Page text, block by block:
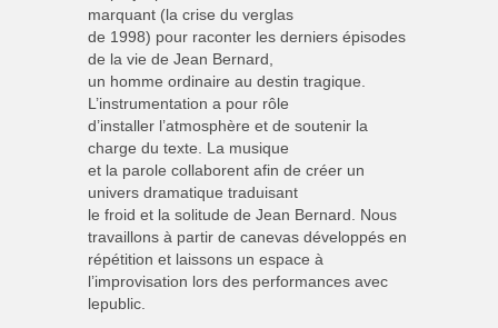
marquant (la crise du verglas
de 1998) pour raconter les derniers épisodes
de la vie de Jean Bernard,
un homme ordinaire au destin tragique.
L’instrumentation a pour rôle
d’installer l’atmosphère et de soutenir la
charge du texte. La musique
et la parole collaborent afin de créer un
univers dramatique traduisant
le froid et la solitude de Jean Bernard. Nous
travaillons à partir de canevas développés en
répétition et laissons un espace à
l’improvisation lors des performances avec
lepublic.